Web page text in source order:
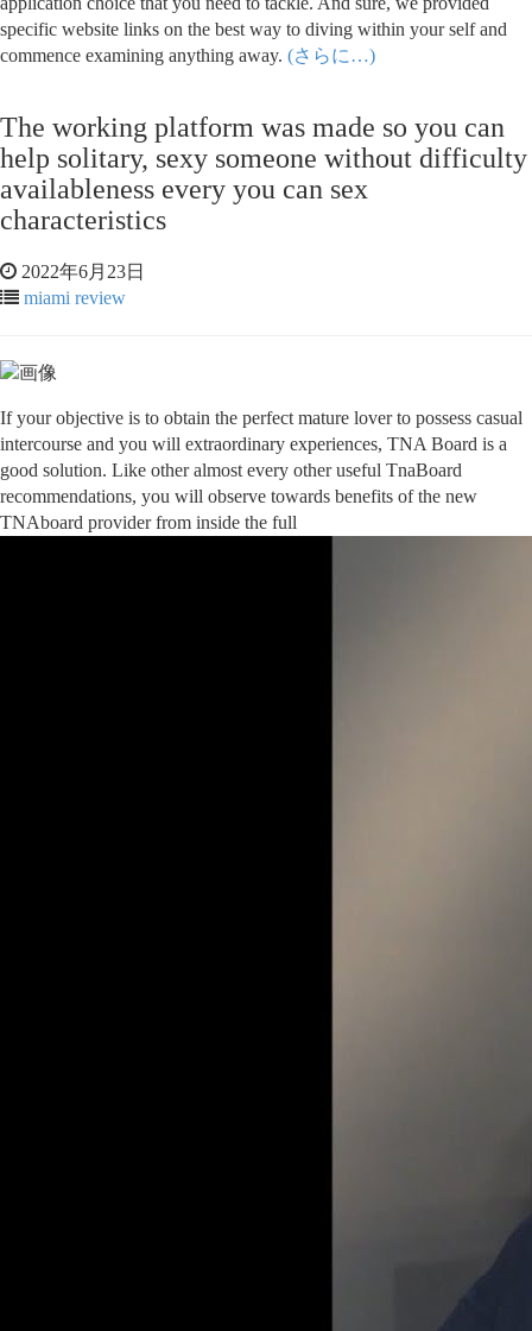
specific website links on the best way to diving within your self and
commence examining anything away. (さらに…)
The working platform was made so you can
help solitary, sexy someone without difficulty
availableness every you can sex
characteristics
2022年6月23日
miami review
If your objective is to obtain the perfect mature lover to possess casual
intercourse and you will extraordinary experiences, TNA Board is a
good solution. Like other almost every other useful TnaBoard
recommendations, you will observe towards benefits of the new
TNAboard provider from inside the full